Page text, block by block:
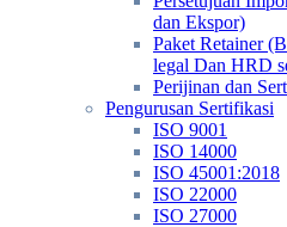
dan Ekspor)
Paket Retainer
legal Dan HRD
Perijinan dan
Pengurusan Sertifikasi
ISO 9001
ISO 14000
ISO 45001:2018
ISO 22000
ISO 27000